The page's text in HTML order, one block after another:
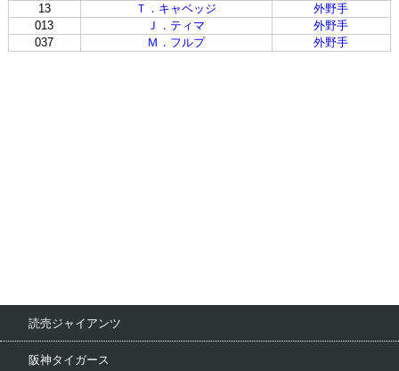
13
Ｔ．キャベッジ
外野手
013
Ｊ．ティマ
外野手
037
Ｍ．フルプ 外野手
読売ジャイアンツ
阪神タイガース